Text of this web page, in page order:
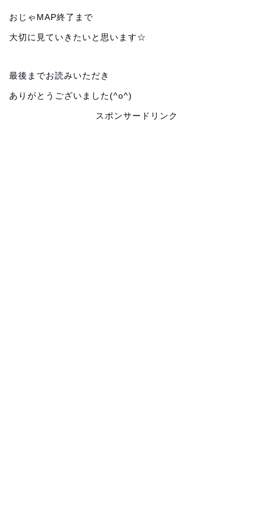
おじゃMAP終了まで
大切に見ていきたいと思います☆
最後までお読みいただき
ありがとうございました(^o^)
スポンサードリンク